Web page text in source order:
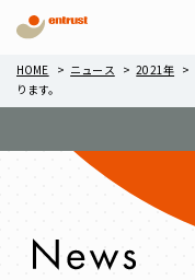
HOME ニュース 2021年
ります。